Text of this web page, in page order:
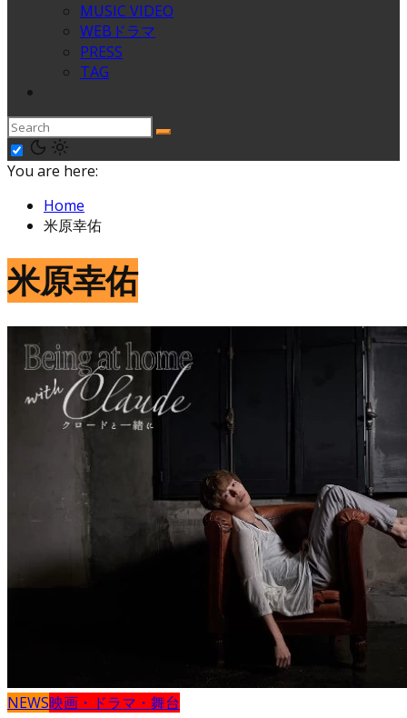
MUSIC VIDEO
WEBドラマ
PRESS
TAG
You are here:
Home
米原幸佑
米原幸佑
NEWS映画・ドラマ・舞台